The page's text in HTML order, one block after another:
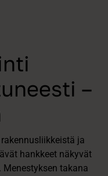
–
ja
hankkeet näkyvät
takana